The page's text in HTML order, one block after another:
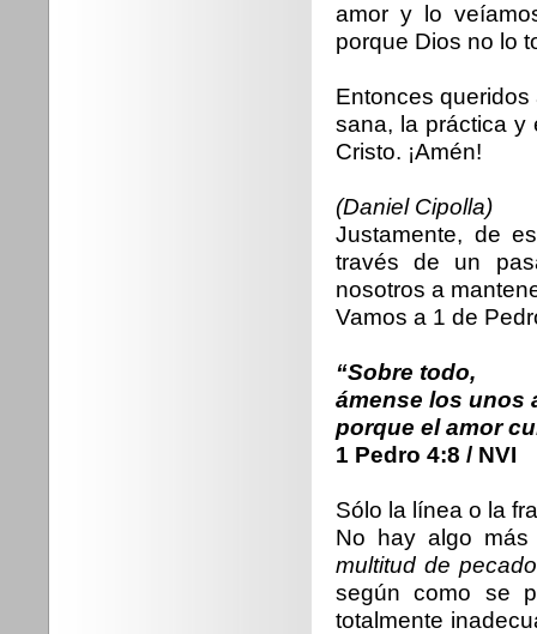
amor y lo
porque Dios no lo
Entonces
sana, la práctica y
Cristo. ¡Amén!
(Daniel Cipolla)
Justamente, de
través de un
nosotros a
Vamos a 1 de
“Sobre todo,
ámense los unos
porque el amor
1 Pedro 4:8 / NVI
Sólo la línea o la
No hay algo
multitud de
según como se
totalmente